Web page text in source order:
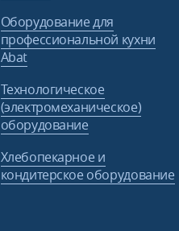
Оборудование для
профессиональной кухни
Abat
Технологическое
(электромеханическое)
оборудование
Хлебопекарное и
кондитерское оборудование